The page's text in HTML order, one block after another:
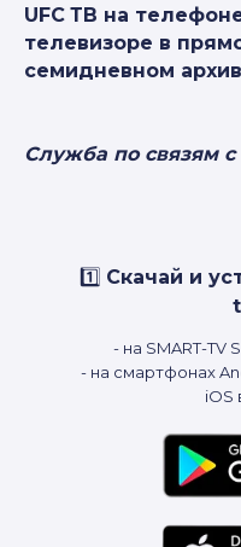
UFC ТВ на
телевизоре в
семидневном
Служба по связям
1️⃣ Скачай и
- на SMART-TV
- на смартфонах
iOS